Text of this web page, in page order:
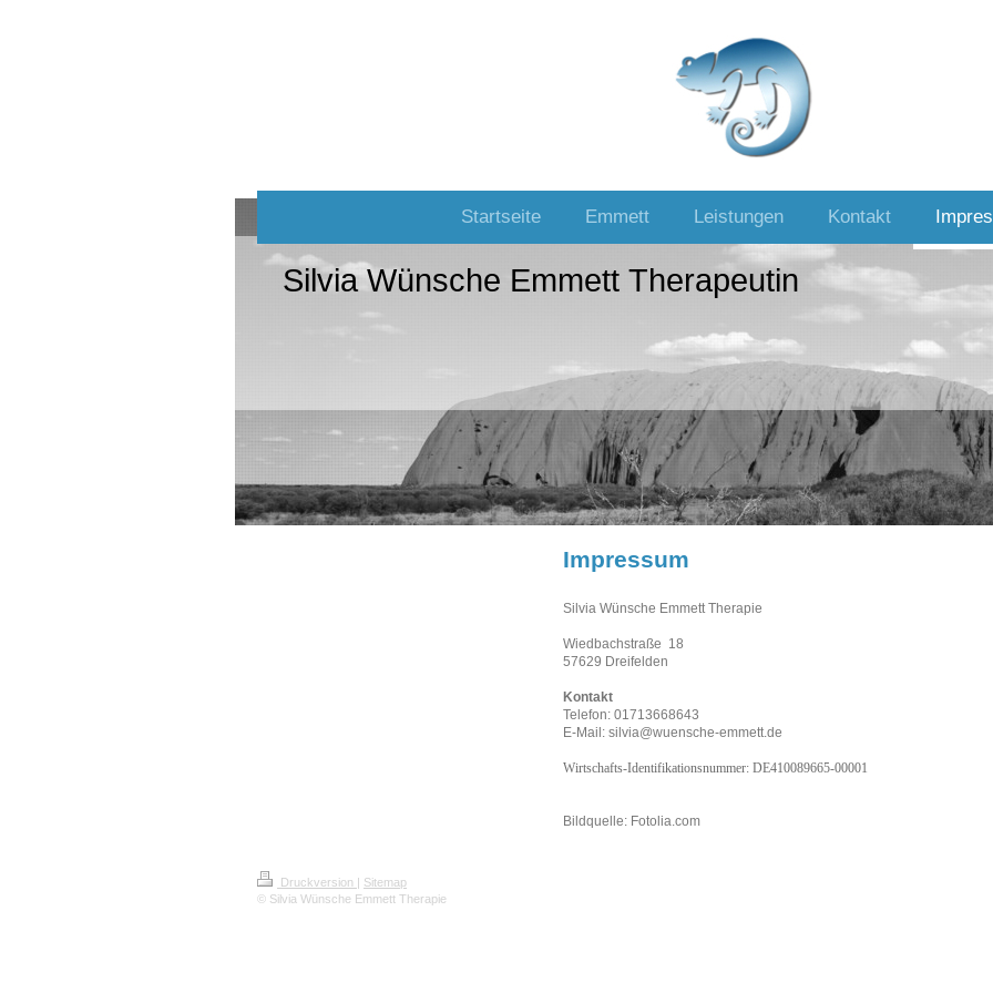
Startseite Emmett Leistungen Kontakt
Silvia Wünsche Emmett Therapeutin
Impressum
Silvia Wünsche Emmett Therapie
Wiedbachstraße 18
57629 Dreifelden
Kontakt
Telefon: 01713668643
E-Mail: silvia@wuensche-emmett.de
Wirtschafts-Identifikationsnummer: DE410089665-00001
Bildquelle: Fotolia.com
Druckversion
Sitemap
© Silvia Wünsche Emmett Therapie